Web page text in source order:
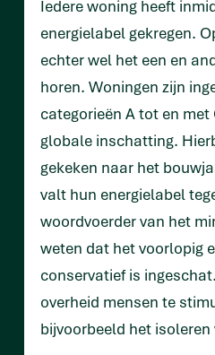
Iedere woning heeft
energielabel gekregen.
echter wel het een en
horen. Woningen zijn
categorieën A tot en met
globale inschatting.
gekeken naar het
valt hun energielabel
woordvoerder van het
weten dat het voorlopig
conservatief is
overheid mensen te
bijvoorbeeld het